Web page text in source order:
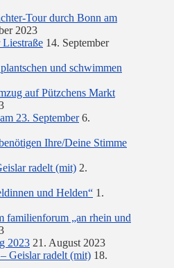
Tour durch Bonn am
2023
14. September
und schwimmen
auf Pützchens Markt
23. September 6.
Ihre/Deine Stimme
radelt (mit) 2.
und Helden“ 1.
familienforum „an rhein und
2023 21. August 2023
Geislar radelt (mit) 18.